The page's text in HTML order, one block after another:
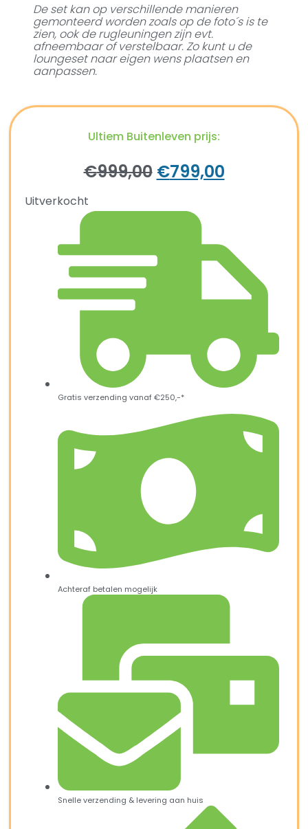
De set kan op verschillende manieren
gemonteerd worden zoals op de foto´s is te
zien, ook de rugleuningen zijn evt.
afneembaar of verstelbaar. Zo kunt u de
loungeset naar eigen wens plaatsen en
aanpassen.
Ultiem Buitenleven prijs:
€999,00 €799,00
Uitverkocht
Gratis verzending vanaf €250,-*
Achteraf betalen mogelijk
Snelle verzending & levering aan huis